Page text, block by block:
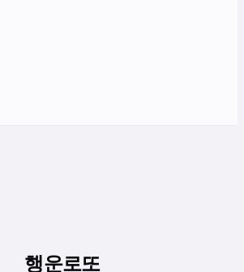
행운로또